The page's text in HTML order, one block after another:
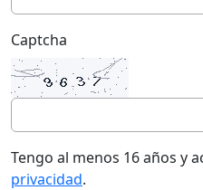
Captcha
Tengo al menos 16 años y
privacidad.